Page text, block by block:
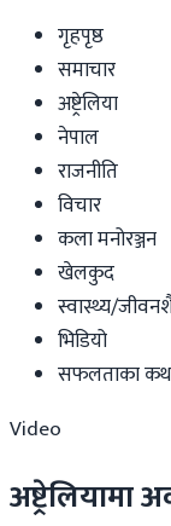
गृहपृष्ठ
समाचार
अष्ट्रेलिया
नेपाल
राजनीति
विचार
कला मनोरञ्जन
खेलकुद
स्वास्थ्य/
भिडियो
सफलताका
Video
अष्ट्रेलियामा